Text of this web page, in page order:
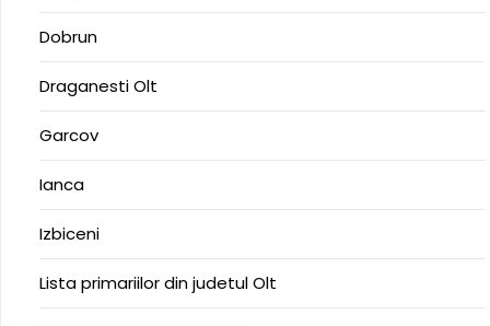
Dobrun
Draganesti Olt
Garcov
Ianca
Izbiceni
Lista primariilor din judetul Olt